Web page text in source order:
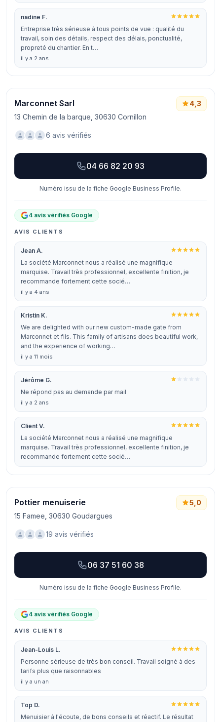
nadine F.
Entreprise très sérieuse à tous points de vue : qualité du
travail, soin des détails, respect des délais, ponctualité,
propreté du chantier. En t…
il y a 2 ans
Marconnet Sarl
13 Chemin de la barque, 30630 Cornillon
4,3
6 avis vérifiés
04 66 82 20 93
Numéro issu de la fiche Google Business Profile.
4 avis vérifiés Google
AVIS CLIENTS
Jean A.
La société Marconnet nous a réalisé une magnifique
marquise. Travail très professionnel, excellente finition, je
recommande fortement cette socié…
il y a 4 ans
Kristin K.
We are delighted with our new custom-made gate from
Marconnet et fils. This family of artisans does beautiful work,
and the experience of working…
il y a 11 mois
Jérôme G.
Ne répond pas au demande par mail
il y a 2 ans
Client V.
La société Marconnet nous a réalisé une magnifique
marquise. Travail très professionnel, excellente finition, je
recommande fortement cette socié…
Pottier menuiserie
15 Famee, 30630 Goudargues
5,0
19 avis vérifiés
06 37 51 60 38
Numéro issu de la fiche Google Business Profile.
4 avis vérifiés Google
AVIS CLIENTS
Jean-Louis L.
Personne sérieuse de très bon conseil. Travail soigné à des
tarifs plus que raisonnables
il y a un an
Top D.
Menuisier à l'écoute, de bons conseils et réactif. Le résultat